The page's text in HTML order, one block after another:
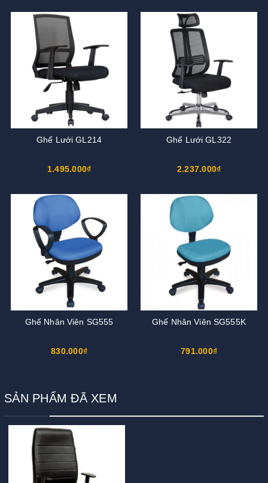
Ghế Lưới GL214
1.495.000₫
Ghế Lưới GL322
2.237.000₫
Ghế Nhân Viên SG555
830.000₫
Ghế Nhân Viên SG555K
791.000₫
SẢN PHẨM ĐÃ XEM